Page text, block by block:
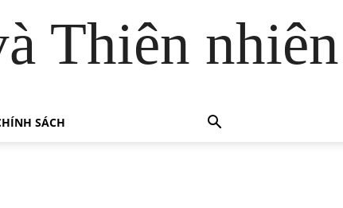
Thiên nhiên
SÁCH